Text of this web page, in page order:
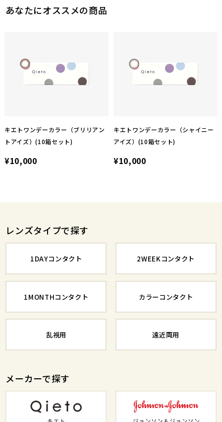
あなたにオススメの商品
キエトワンデーカラー（ブリリアン
トアイズ）(10箱セット)
¥10,000
キエトワンデーカラー（シャイニー
アイズ）(10箱セット)
¥10,000
レンズタイプで探す
1DAYコンタクト 2WEEKコンタクト
1MONTHコンタクト カラーコンタクト
乱視用 遠近両用
メーカーで探す